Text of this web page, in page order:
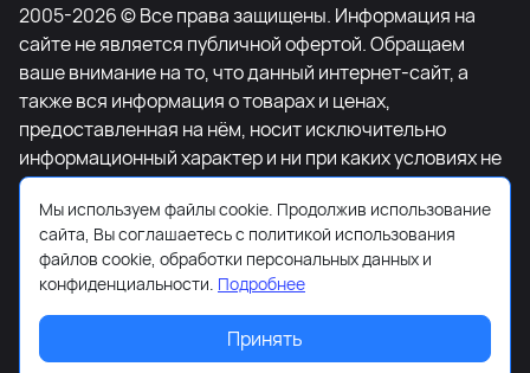
2005-2026 © Все права защищены. Информация на
сайте не является публичной офертой. Обращаем
ваше внимание на то, что данный интернет-сайт, а
также вся информация о товарах и ценах,
предоставленная на нём, носит исключительно
информационный характер и ни при каких условиях не
является публичной офертой, определяемой
положениями Статьи 437 Гражданского кодекса
Российской Федерации. Для получения подробной
информации о наличии и стоимости указанных
товаров и (или) услуг, пожалуйста, обращайтесь к
менеджеру сайта с помощью специальной формы
связи или по телефону +7-495-627-77-11.
Мы используем файлы cookie. Продолжив использование
сайта, Вы соглашаетесь с политикой использования
файлов cookie, обработки персональных данных и
конфиденциальности. Подробнее
Принять